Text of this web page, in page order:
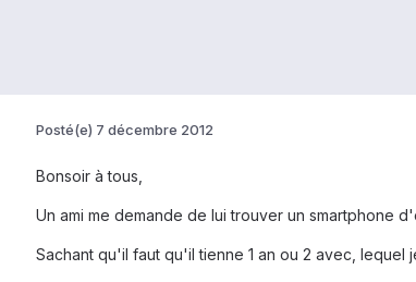
Posté(e) 7 décembre 2012
Bonsoir à tous,
Un ami me demande de lui trouver un smartphone
Sachant qu'il faut qu'il tienne 1 an ou 2 avec, lequel